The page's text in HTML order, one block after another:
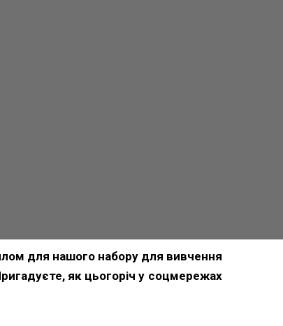
для нашого набору для вивчення
як цьогоріч у соцмережах